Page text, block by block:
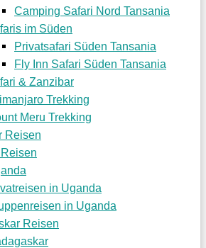
Camping Safari Nord Tansania
im Süden
Privatsafari Süden Tansania
Fly Inn Safari Süden Tansania
& Zanzibar
Trekking
Meru Trekking
Reisen
in Uganda
in Uganda
Reisen